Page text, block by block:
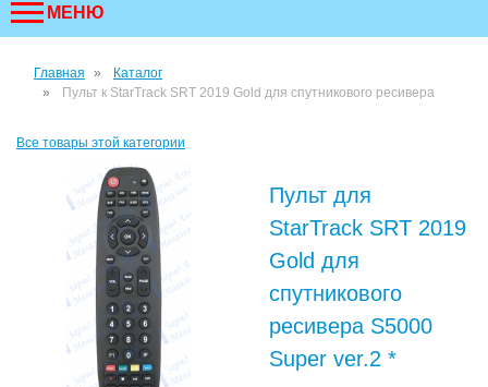
МЕНЮ
Главная
Каталог
Пульт к StarTrack SRT 2019 Gold для спутникового ресивера
Все товары этой категории
Пульт для
StarTrack SRT 2019
Gold для
спутникового
ресивера S5000
Super ver.2 *